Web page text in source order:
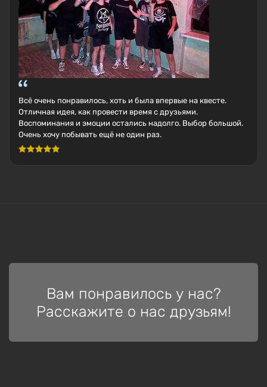
Всё очень понравилось, хоть и была впервые на квесте.
Отличная идея, как провести время с друзьями.
Воспоминания и эмоции остались надолго. Выбор большой.
Очень хочу побывать ещё не один раз.
Вам понравилось у нас?
Расскажите о нас друзьям!